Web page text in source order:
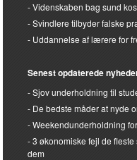
Videnskaben bag sund
Svindlere tilbyder falske
Uddannelse af lærere for
Senest opdaterede
Sjov underholdning til
De bedste måder at nyde
Weekendunderholdning
3 økonomiske fejl de
dem